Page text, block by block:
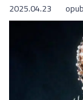
2025.04.23